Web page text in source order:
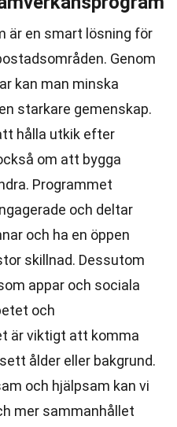
är en smart lösning för
Genom
kan man minska
starkare gemenskap.
hålla utkik efter
om att bygga
Programmet
och deltar
och ha en öppen
skillnad. Dessutom
appar och sociala
och
är viktigt att komma
ålder eller bakgrund.
och hjälpsam kan vi
mer sammanhållet